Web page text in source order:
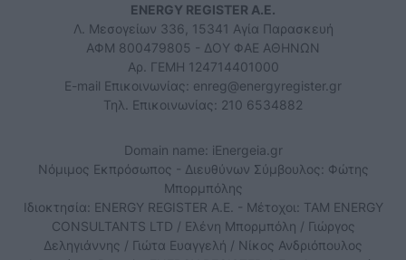
ENERGY REGISTER Α.Ε.
Λ. Μεσογείων 336, 15341 Αγία Παρασκευή
ΑΦΜ 800479805 - ΔΟΥ ΦΑΕ ΑΘΗΝΩΝ
Αρ. ΓΕΜΗ 124714401000
E-mail Επικοινωνίας: enreg@energyregister.gr
Τηλ. Επικοινωνίας: 210 6534882
Domain name: iEnergeia.gr
Νόμιμος Εκπρόσωπος - Διευθύνων Σύμβουλος: Φώτης
Μπορμπόλης
Ιδιοκτησία: ENERGY REGISTER Α.Ε. - Μέτοχοι: TAM ENERGY
CONSULTANTS LTD / Ελένη Μπορμπόλη / Γιώργος
Δεληγιάννης / Γιώτα Ευαγγελή / Νίκος Ανδριόπουλος